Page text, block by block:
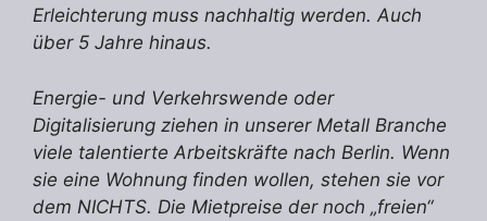
Erleichterung muss nachhaltig werden. Auch
über 5 Jahre hinaus.
Energie- und Verkehrswende oder
Digitalisierung ziehen in unserer Metall Branche
viele talentierte Arbeitskräfte nach Berlin. Wenn
sie eine Wohnung finden wollen, stehen sie vor
dem NICHTS. Die Mietpreise der noch „freien“